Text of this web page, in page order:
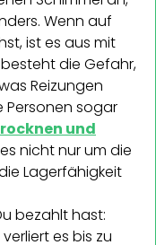
Wenn auf
ist es aus mit
die Gefahr,
Reizungen
sogar
und
nicht nur um die
Lagerfähigkeit
bezahlt hast:
es bis zu